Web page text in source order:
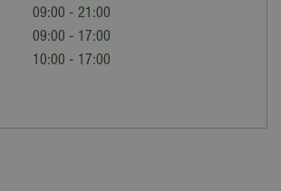
09:00 - 21:00
09:00 - 17:00
10:00 - 17:00